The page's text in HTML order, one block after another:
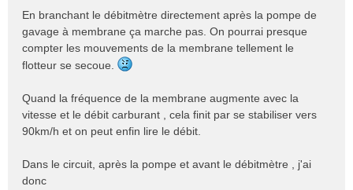
En branchant le débitmètre directement après la pompe de
gavage à membrane ça marche pas. On pourrai presque
compter les mouvements de la membrane tellement le
flotteur se secoue.
Quand la fréquence de la membrane augmente avec la
vitesse et le débit carburant , cela finit par se stabiliser vers
90km/h et on peut enfin lire le débit.
Dans le circuit, après la pompe et avant le débitmètre , j'ai
donc